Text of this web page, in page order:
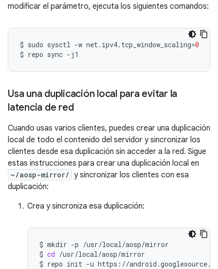
modificar el parámetro, ejecuta los siguientes comandos:
$ sudo sysctl -w net.ipv4.tcp_window_scaling=0
$ repo sync
Usa una duplicación local para evitar la
latencia de red
Cuando usas varios clientes, puedes crear una duplicación
local de todo el contenido del servidor y sincronizar los
clientes desde esa duplicación sin acceder a la red. Sigue
estas instrucciones para crear una duplicación local en
~/aosp-mirror/ y sincronizar los clientes con esa
duplicación:
Crea y sincroniza esa duplicación:
$ mkdir -p /usr/local/aosp/mirror
$ cd /usr/local/aosp/mirror
$ repo init -u https://